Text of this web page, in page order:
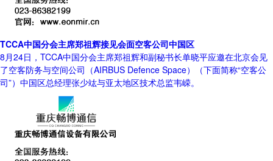
TCCA中国分会主席郑祖辉接见会面空客公司中国区
8月24日，TCCA中国分会主席郑祖辉和副秘书长单晓平应邀在北京会见
了空客防务与空间公司（AIRBUS Defence Space）（下面简称“空客公
司”）中国区总经理张少竑与亚太地区技术总监韦嵘。